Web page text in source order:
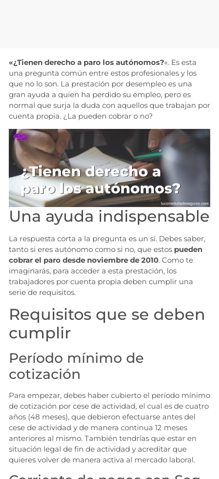
«¿Tienen derecho a paro los autónomos?«. Es esta
una pregunta común entre estos profesionales y los
que no lo son. La prestación por desempleo es una
gran ayuda a quien ha perdido su empleo, pero es
normal que surja la duda con aquellos que trabajan por
cuenta propia. ¿La pueden cobrar o no?
Una ayuda indispensable
La respuesta corta a la pregunta es un sí. Debes saber,
tanto si eres autónomo como si no, que estos pueden
cobrar el paro desde noviembre de 2010. Como te
imaginarás, para acceder a esta prestación, los
trabajadores por cuenta propia deben cumplir una
serie de requisitos.
Requisitos que se deben
cumplir
Período mínimo de
cotización
Para empezar, debes haber cubierto el período mínimo
de cotización por cese de actividad, el cual es de cuatro
años (48 meses), que debieron efectuarse antes del
cese de actividad y de manera continua 12 meses
anteriores al mismo. También tendrías que estar en
situación legal de fin de actividad y acreditar que
quieres volver de manera activa al mercado laboral.